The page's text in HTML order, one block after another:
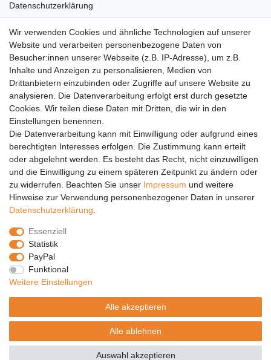
Datenschutzerklärung
Versandkosten
Barrierefreiheit
Anleitungen
Vertrag widerrufen
PARTNER
DHL
GLS
PaketPLUS
SPONSORING
Malchower SV 90
Malchower Wölfe
ZERTIFIKATE
Händlerbund
Trusted Shops
Wir verwenden Cookies und ähnliche Technologien auf unserer
Website und verarbeiten personenbezogene Daten von
Besucher:innen unserer Webseite (z.B. IP-Adresse), um z.B.
Inhalte und Anzeigen zu personalisieren, Medien von
Drittanbietern einzubinden oder Zugriffe auf unsere Website zu
analysieren. Die Datenverarbeitung erfolgt erst durch gesetzte
Cookies. Wir teilen diese Daten mit Dritten, die wir in den
Einstellungen benennen.
Die Datenverarbeitung kann mit Einwilligung oder aufgrund eines
berechtigten Interesses erfolgen. Die Zustimmung kann erteilt
oder abgelehnt werden. Es besteht das Recht, nicht einzuwilligen
und die Einwilligung zu einem späteren Zeitpunkt zu ändern oder
zu widerrufen. Beachten Sie unser Impressum und weitere
Hinweise zur Verwendung personenbezogener Daten in unserer
Daten­schutz­erklärung
Essenziell
Statistik
PayPal
Funktional
Weitere Einstellungen
Alle akzeptieren
Alle ablehnen
Auswahl akzeptieren